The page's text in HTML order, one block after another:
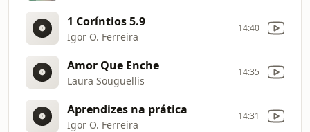
1 Coríntios 5.9
Igor O. Ferreira
14:40
Amor Que Enche
Laura Souguellis
14:35
Aprendizes na prática
Igor O. Ferreira
14:31